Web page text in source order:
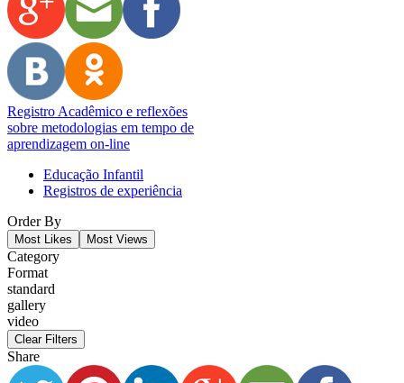
Registro Acadêmico e reflexões
sobre metodologias em tempo de
aprendizagem on-line
Educação Infantil
Registros de experiência
Order By
Most Likes Most Views
Category
Format
standard
gallery
video
Clear Filters
Share